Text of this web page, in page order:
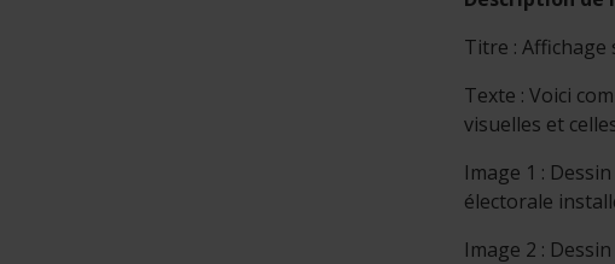
Titre : Affichage
Texte : Voici
visuelles et
Image 1 :
électorale
Image 2 :